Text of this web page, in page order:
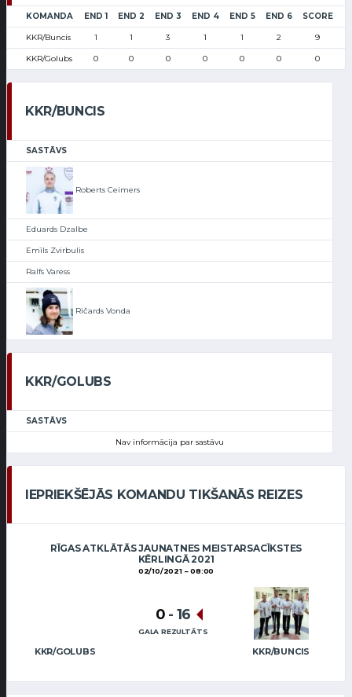
KOMANDA END 1 END 2 END 3 END 4 END 5 END 6 SCORE
KKR/Buncis 1 1 3 1 1 2 9
KKR/Golubs 0 0 0 0 0 0 0
KKR/BUNCIS
SASTĀVS
Roberts Ceimers
Eduards Dzalbe
Emīls Zvirbulis
Ralfs Varess
Ričards Vonda
KKR/GOLUBS
SASTĀVS
Nav informācija par sastāvu
IEPRIEKŠĒJĀS KOMANDU TIKŠANĀS REIZES
RĪGAS ATKLĀTĀS JAUNATNES MEISTARSACĪKSTES
KĒRLINGĀ 2021
02/10/2021 08:00
KKR/GOLUBS KKR/BUNCIS
0 - 16
GALA REZULTĀTS